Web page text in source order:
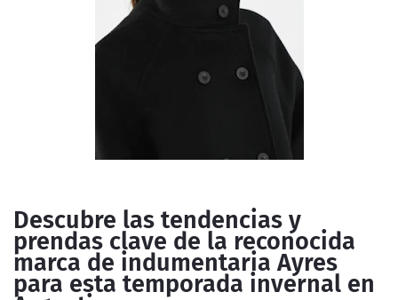
Descubre las tendencias y
prendas clave de la reconocida
marca de indumentaria Ayres
para esta temporada invernal en